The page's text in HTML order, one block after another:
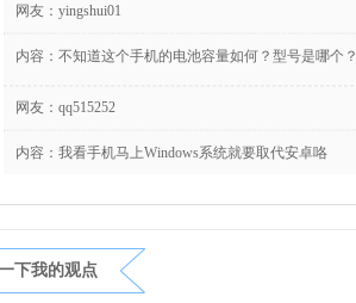
网友： yingshui01
内容：不知道这个手机的电池容量如何？型号是哪个
网友： qq515252
内容：我看手机马上Windows系统就要取代安卓咯
下我的观点